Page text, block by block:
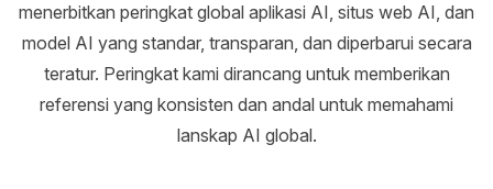
menerbitkan peringkat global aplikasi AI, situs web AI, dan
model AI yang standar, transparan, dan diperbarui secara
teratur. Peringkat kami dirancang untuk memberikan
referensi yang konsisten dan andal untuk memahami
lanskap AI global.